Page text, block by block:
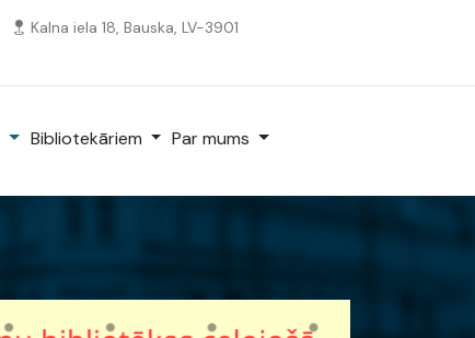
Kalna iela 18, Bauska, LV-3901
Bibliotekāriem Par mums